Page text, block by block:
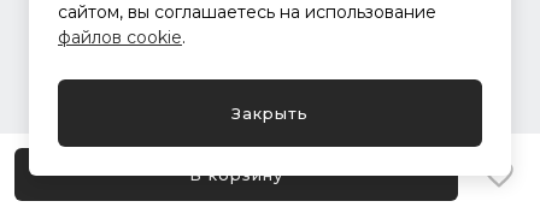
В корзину
Политика конфиденциальности
сайтом, вы соглашаетесь на использование
файлов cookie.
Закрыть